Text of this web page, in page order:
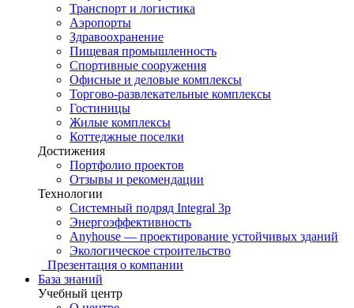
Транспорт и логистика
Аэропорты
Здравоохранение
Пищевая промышленность
Спортивные сооружения
Офисные и деловые комплексы
Торгово-развлекательные комплексы
Гостиницы
Жилые комплексы
Коттеджные поселки
Достижения
Портфолио проектов
Отзывы и рекомендации
Технологии
Системный подряд Integral 3p
Энергоэффективность
Anyhouse — проектирование устойчивых зданий
Экологическое строительство
Презентация о компании
База знаний
Учебный центр